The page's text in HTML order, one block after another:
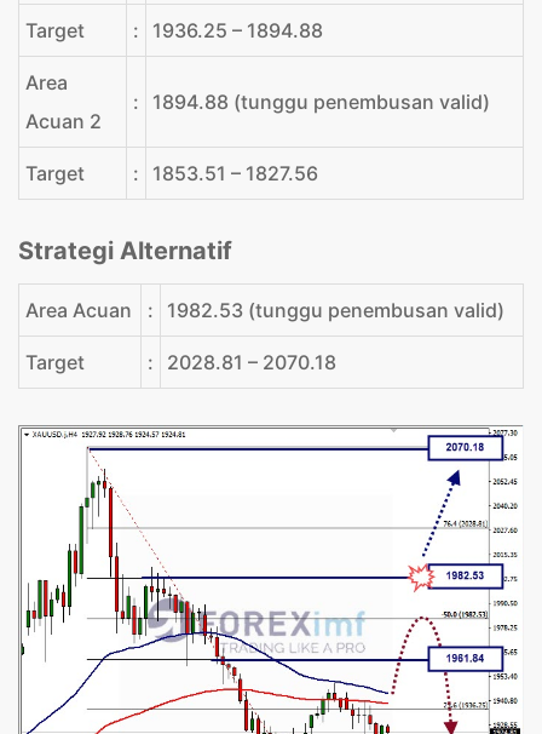
Target : 1936.25 – 1894.88
Area
Acuan 2
: 1894.88 (tunggu penembusan valid)
Target : 1853.51 – 1827.56
Strategi Alternatif
Area Acuan : 1982.53 (tunggu penembusan valid)
Target : 2028.81 – 2070.18